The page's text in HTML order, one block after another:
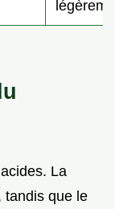
La
tandis que le